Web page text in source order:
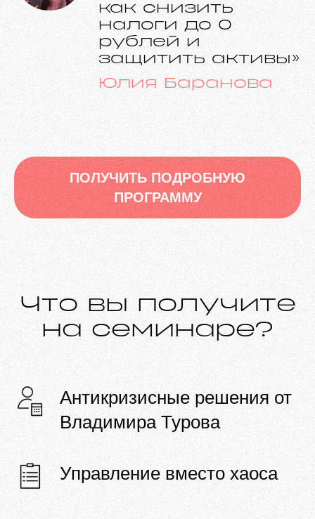
как снизить
налоги до 0
рублей и
защитить активы»
Юлия Баранова
ПОЛУЧИТЬ ПОДРОБНУЮ
ПРОГРАММУ
Что вы получите
на семинаре?
Антикризисные решения от
Владимира Турова
Управление вместо хаоса